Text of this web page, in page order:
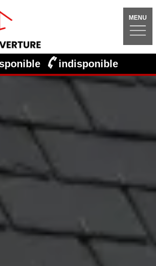
MENU
indisponible